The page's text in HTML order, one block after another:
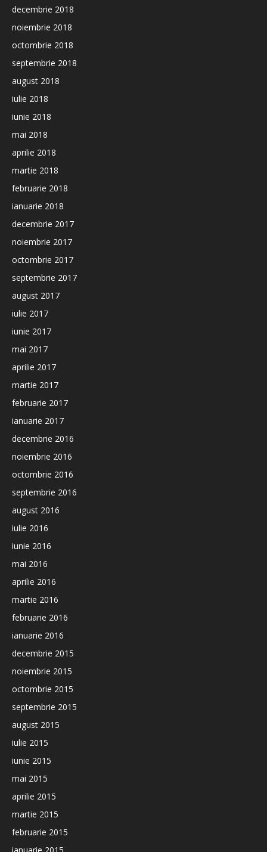
decembrie 2018
noiembrie 2018
octombrie 2018
septembrie 2018
august 2018
iulie 2018
iunie 2018
mai 2018
aprilie 2018
martie 2018
februarie 2018
ianuarie 2018
decembrie 2017
noiembrie 2017
octombrie 2017
septembrie 2017
august 2017
iulie 2017
iunie 2017
mai 2017
aprilie 2017
martie 2017
februarie 2017
ianuarie 2017
decembrie 2016
noiembrie 2016
octombrie 2016
septembrie 2016
august 2016
iulie 2016
iunie 2016
mai 2016
aprilie 2016
martie 2016
februarie 2016
ianuarie 2016
decembrie 2015
noiembrie 2015
octombrie 2015
septembrie 2015
august 2015
iulie 2015
iunie 2015
mai 2015
aprilie 2015
martie 2015
februarie 2015